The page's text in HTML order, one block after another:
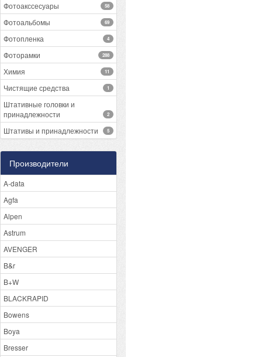
Фотоакссесуары 58
Фотоальбомы 69
Фотопленка 4
Фоторамки 288
Химия 11
Чистящие средства 1
Штативные головки и
принадлежности
2
Штативы и принадлежности 5
Производители
A-data
Agfa
Alpen
Astrum
AVENGER
B&r
B+W
BLACKRAPID
Bowens
Boya
Bresser